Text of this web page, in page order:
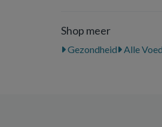
Shop meer
Gezondheid Alle